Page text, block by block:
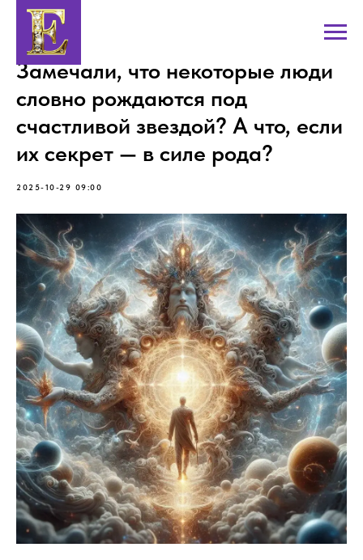
Замечали, что некоторые люди
словно рождаются под
счастливой звездой? А что, если
их секрет — в силе рода?
2025-10-29 09:00